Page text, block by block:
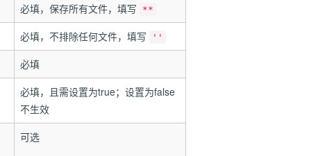
必填，保存所有文件，填写 **
必填，不排除任何文件，填写 ''
必填
必填，且需设置为true；设置为false
不生效
可选